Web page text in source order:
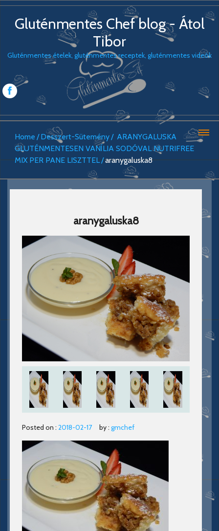
Gluténmentes Chef blog - Átol
Tibor
Gluténmentes ételek, gluténmentes receptek, gluténmentes videók
Home Desszert-Sütemény
ARANYGALUSKA
GLUTÉNMENTESEN VANÍLIA SODÓVAL NUTRIFREE
MIX PER PANE LISZTTEL aranygaluska8
aranygaluska8
Posted on : 2018-02-17 by : gmchef